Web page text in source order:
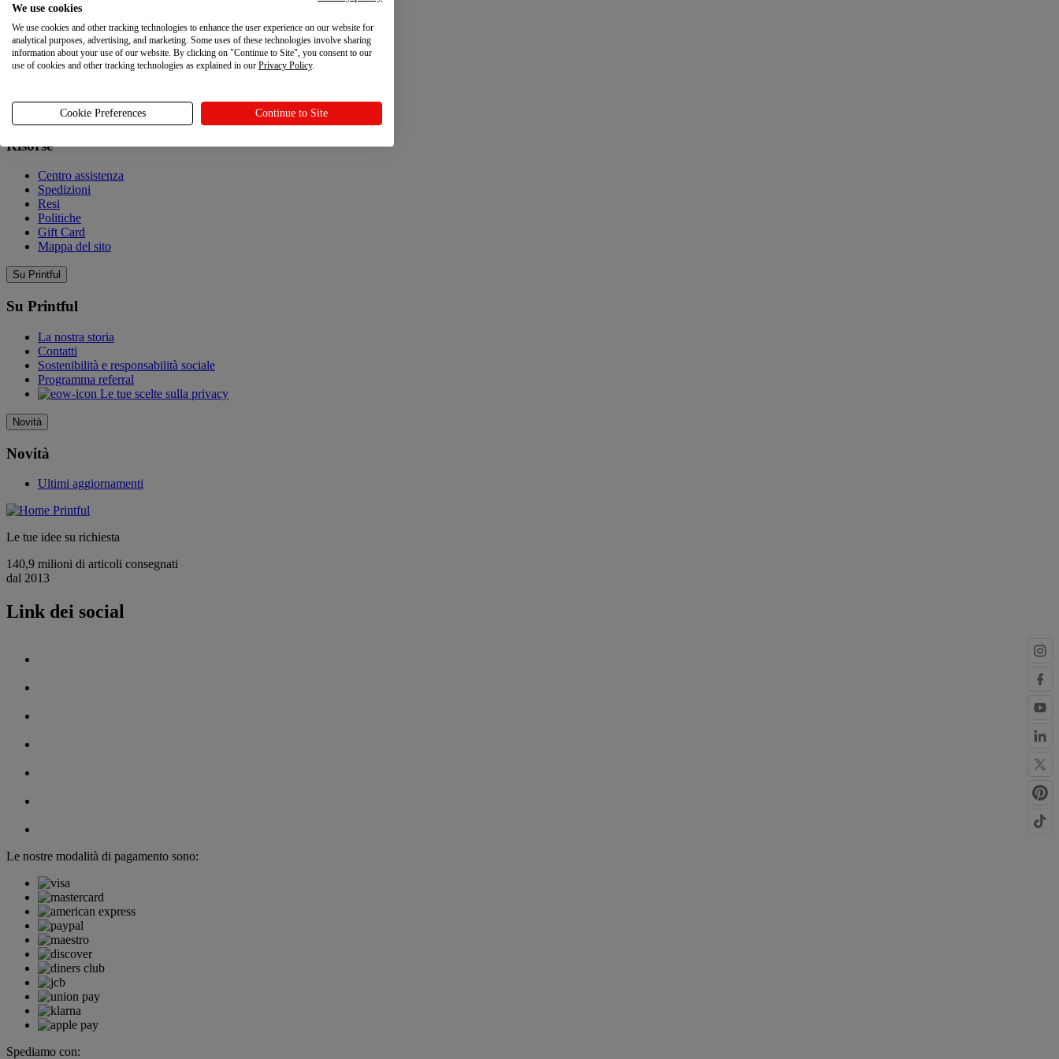
Esplorare
Esplorare
Blog
Risorse
Centro assistenza
Spedizioni
Resi
Politiche
Gift Card
Mappa del sito
Su Printful
Su Printful
La nostra storia
Contatti
Sostenibilità e responsabilità sociale
Programma referral
Le tue scelte sulla privacy
Novità
Novità
Ultimi aggiornamenti
Le tue idee su richiesta
140,9 milioni di articoli consegnati
dal 2013
Link dei social
Le nostre modalità di pagamento sono:
Spediamo con:
We use cookies
We use cookies and other tracking technologies to enhance the user experience on our website for
analytical purposes, advertising, and marketing. Some uses of these technologies involve sharing
information about your use of our website. By clicking on "Continue to Site", you consent to our
use of cookies and other tracking technologies as explained in our Privacy Policy.
Cookie Preferences Continue to Site